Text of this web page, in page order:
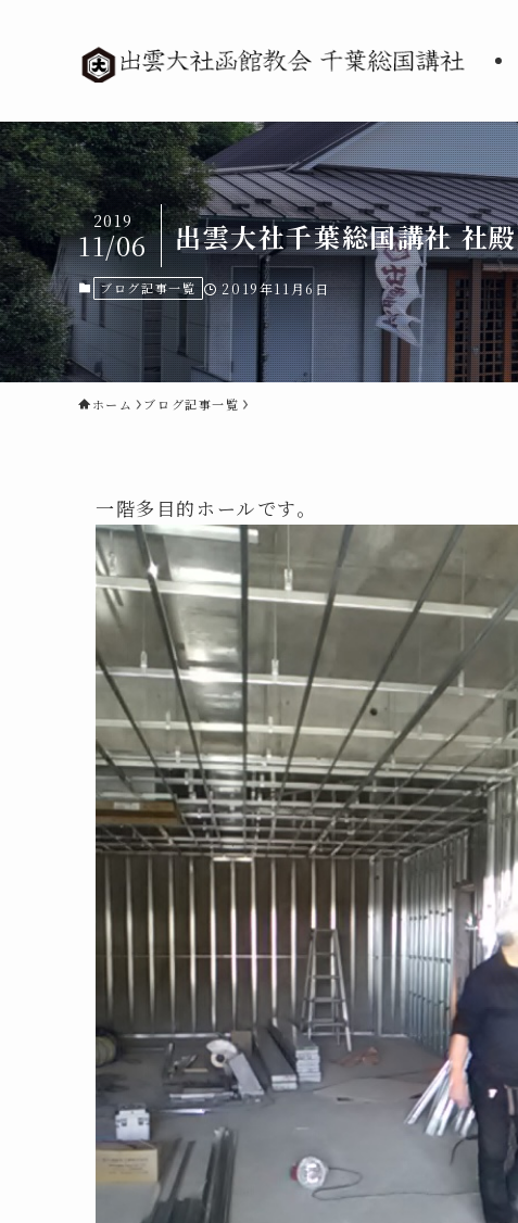
出雲大社千葉総国講社 社
2019
11/06
ブログ記事一覧 2019年11月6日
ホーム ブログ記事一覧
一階多目的ホールです。